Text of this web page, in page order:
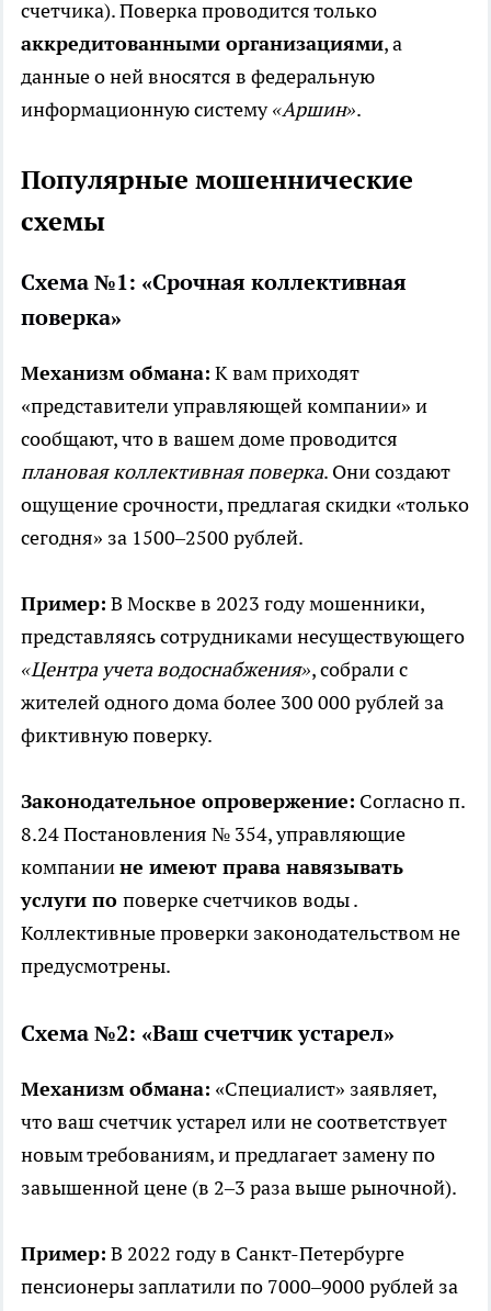
счетчика). Поверка проводится только
аккредитованными организациями, а
данные о ней вносятся в федеральную
информационную систему«Аршин».
Популярные мошеннические
схемы
Схема №1: «Срочная коллективная
поверка»
Механизм обмана: К вам приходят
«представители управляющей компании» и
сообщают, что в вашем доме проводится
плановая коллективная поверка. Они создают
ощущение срочности, предлагая скидки «только
сегодня» за 1500–2500 рублей.
Пример: В Москве в 2023 году мошенники,
представляясь сотрудниками несуществующего
«Центра учета водоснабжения», собрали с
жителей одного дома более 300 000 рублей за
фиктивную поверку.
Законодательное опровержение: Согласно п.
8.24 Постановления № 354, управляющие
компаниине имеют права навязывать
услуги по поверке счетчиков воды.
Коллективные проверки законодательством не
предусмотрены.
Схема №2: «Ваш счетчик устарел»
Механизм обмана: «Специалист» заявляет,
что ваш счетчик устарел или не соответствует
новым требованиям, и предлагает замену по
завышенной цене (в 2–3 раза выше рыночной).
Пример: В 2022 году в Санкт-Петербурге
пенсионеры заплатили по 7000–9000 рублей за